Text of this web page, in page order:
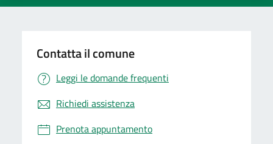
Contatta il comune
Leggi le domande frequenti
Richiedi assistenza
Prenota appuntamento